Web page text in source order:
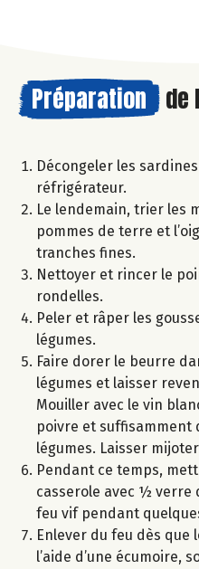
Préparation de
Décongeler les
réfrigérateur.
Le lendemain, trier les
pommes de terre et
tranches fines.
Nettoyer et rincer le
rondelles.
Peler et râper les
légumes.
Faire dorer le beurre
légumes et laisser
Mouiller avec le vin
poivre et suffisamment
légumes. Laisser
Pendant ce temps,
casserole avec ½ verre
feu vif pendant
Enlever du feu dès que
l’aide d’une écumoire,